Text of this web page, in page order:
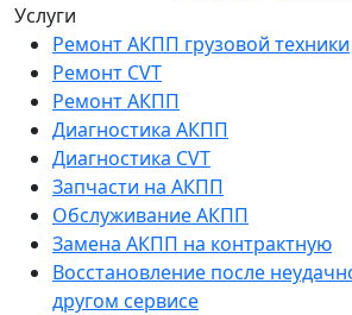
Услуги
Ремонт АКПП грузовой техники
Ремонт CVT
Ремонт AКПП
Диагностика АКПП
Диагностика CVT
Запчасти на АКПП
Обслуживание АКПП
Замена АКПП на контрактную
Восстановление после
другом сервисе